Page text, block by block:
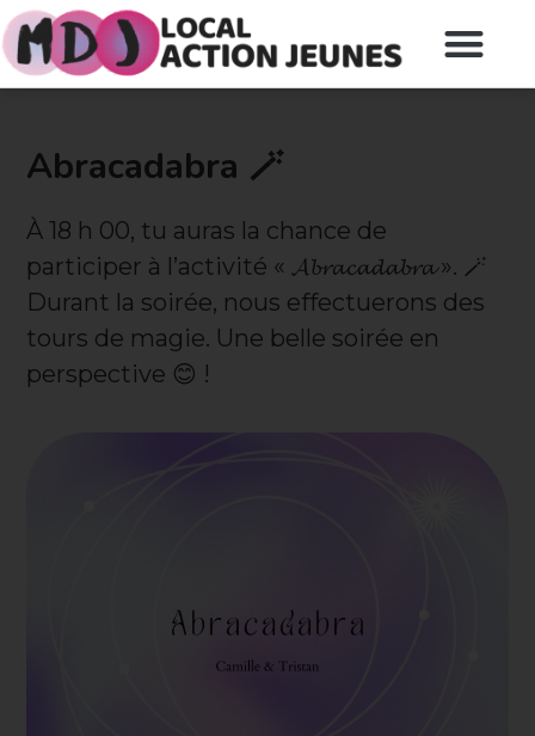
Abracadabra 🪄
À 18 h 00, tu auras la chance de
participer à l’activité « 𝓐𝓫𝓻𝓪𝓬𝓪𝓭𝓪𝓫𝓻𝓪 ». 🪄
Durant la soirée, nous effectuerons des
tours de magie. Une belle soirée en
perspective 😊 !